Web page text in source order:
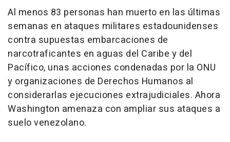
Al menos 83 personas han muerto en las últimas
semanas en ataques militares estadounidenses
contra supuestas embarcaciones de
narcotraficantes en aguas del Caribe y del
Pacífico, unas acciones condenadas por la ONU
y organizaciones de Derechos Humanos al
considerarlas ejecuciones extrajudiciales. Ahora
Washington amenaza con ampliar sus ataques a
suelo venezolano.